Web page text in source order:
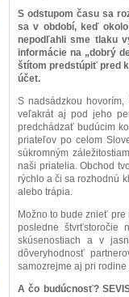
S odstupom času sa
sa v období, keď
nepodľahli sme tlaku
informácie na „dobrý
štítom predstúpiť pred
účet.
S nadsádzkou
veľakrát aj pod jeho
predchádzať budúcim
priateľov po celom
súkromným
naši priatelia. Obchod
rýchlo a či sa rozhodnú
alebo trápia.
Možno to bude znieť
posledne štvrťstoročie
skúsenostiach a v
dôveryhodnosť
samozrejme aj pri
A čo budúcnosť?